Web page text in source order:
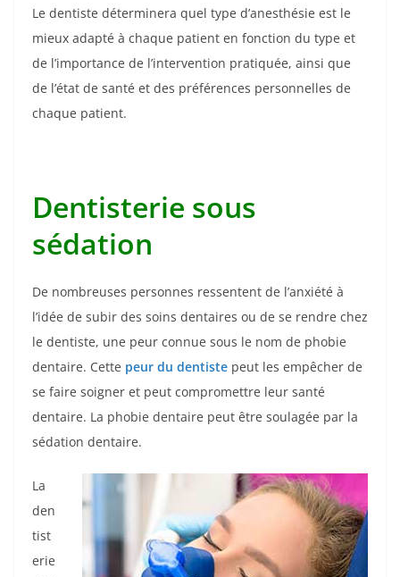
Le dentiste déterminera quel type d’anesthésie est le
mieux adapté à chaque patient en fonction du type et
de l’importance de l’intervention pratiquée, ainsi que
de l’état de santé et des préférences personnelles de
chaque patient.
Dentisterie sous
sédation
De nombreuses personnes ressentent de l’anxiété à
l’idée de subir des soins dentaires ou de se rendre chez
le dentiste, une peur connue sous le nom de phobie
dentaire. Cette peur du dentiste peut les empêcher de
se faire soigner et peut compromettre leur santé
dentaire. La phobie dentaire peut être soulagée par la
sédation dentaire.
La
den
tist
erie